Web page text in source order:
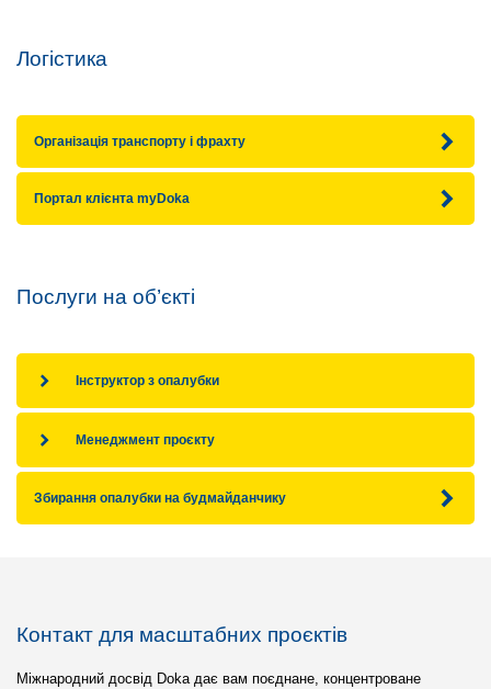
Логістика
Організація транспорту і фрахту
Портал клієнта myDoka
Послуги на об’єкті
Інструктор з опалубки
Менеджмент проєкту
Збирання опалубки на будмайданчику
Контакт для масштабних проєктів
Міжнародний досвід Doka дає вам поєднане, концентроване